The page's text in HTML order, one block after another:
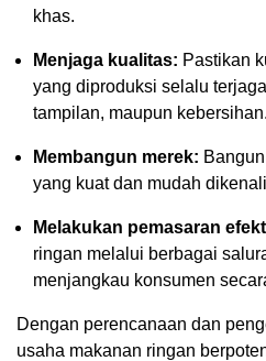
khas.
Menjaga kualitas: Pastikan
yang diproduksi selalu
tampilan, maupun kebersihan.
Membangun merek:
yang kuat dan mudah
Melakukan pemasaran
ringan melalui berbagai
menjangkau konsumen
Dengan perencanaan dan
usaha makanan ringan